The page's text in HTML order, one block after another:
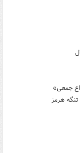
جمعی»
هرمز